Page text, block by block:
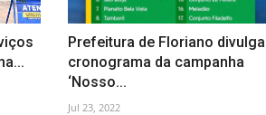
Prefeitura de Floriano divulga
cronograma da campanha
‘Nosso...
Jul 23, 2022